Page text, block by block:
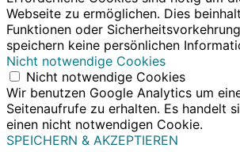
Webseite zu ermöglichen. Dies
Funktionen oder
speichern keine persönlichen
Nicht notwendige Cookies
Nicht notwendige Cookies
Wir benutzen Google Analytics um
Seitenaufrufe zu erhalten. Es handelt
einen nicht notwendigen Cookie.
SPEICHERN & AKZEPTIEREN